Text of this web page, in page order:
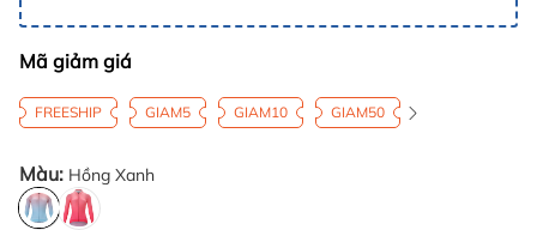
Mã giảm giá
FREESHIP GIAM5 GIAM10 GIAM50
Màu: Hồng Xanh